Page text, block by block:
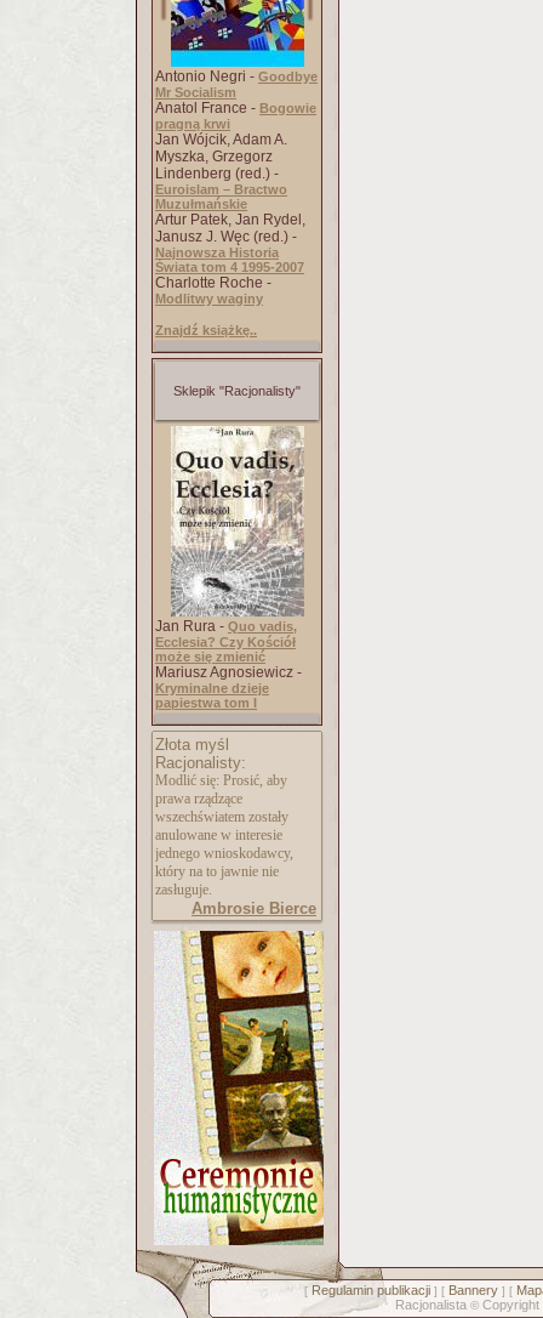
Antonio Negri - Goodbye
Mr Socialism
Anatol France - Bogowie
pragną krwi
Jan Wójcik, Adam A.
Myszka, Grzegorz
Lindenberg (red.) -
Euroislam – Bractwo
Muzułmańskie
Artur Patek, Jan Rydel,
Janusz J. Węc (red.) -
Najnowsza Historia
Świata tom 4 1995-2007
Charlotte Roche -
Modlitwy waginy
Znajdź książkę..
Sklepik "Racjonalisty"
Jan Rura - Quo vadis,
Ecclesia? Czy Kościół
może się zmienić
Mariusz Agnosiewicz -
Kryminalne dzieje
papiestwa tom I
Złota myśl
Racjonalisty:
Modlić się: Prosić, aby
prawa rządzące
wszechświatem zostały
anulowane w interesie
jednego wnioskodawcy,
który na to jawnie nie
zasługuje.
Ambrosie Bierce
[ Regulamin publikacji] [ Bannery] [
Racjonalista © Copyright